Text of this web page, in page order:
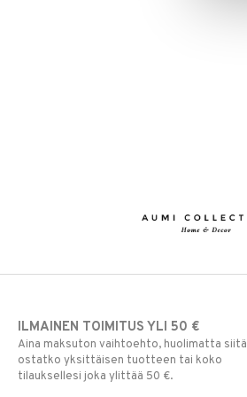
ILMAINEN TOIMITUS YLI 50 €
Aina maksuton vaihtoehto, huolimatta siitä
ostatko yksittäisen tuotteen tai koko
tilauksellesi joka ylittää 50 €.